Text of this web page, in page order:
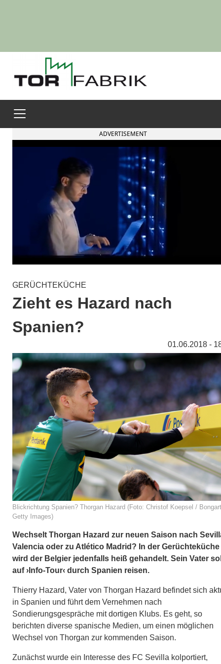
ADVERTISEMENT
GERÜCHTEKÜCHE
Zieht es Hazard nach
Spanien?
01.06.2018 -
Blickrichtung Spanien? Thorgan Hazard (Foto: Christof Koepsel /
Getty Images)
Wechselt Thorgan Hazard zur neuen Saison nach
Valencia oder zu Atlético Madrid? In der Gerüchteküche
wird der Belgier jedenfalls heiß gehandelt. Sein Vater
auf ›Info-Tour‹ durch Spanien reisen.
Thierry Hazard, Vater von Thorgan Hazard befindet sich
in Spanien und führt dem Vernehmen nach
Sondierungsgespräche mit dortigen Klubs. Es geht, so
berichten diverse spanische Medien, um einen möglichen
Wechsel von Thorgan zur kommenden Saison.
Zunächst wurde ein Interesse des FC Sevilla kolportiert,